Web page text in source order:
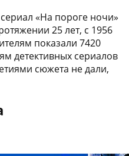
«На пороге ночи»
25 лет, с 1956
показали 7420
детективных сериалов
сюжета не дали,